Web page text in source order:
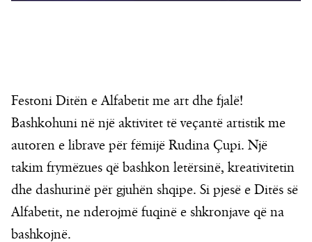
Festoni Ditën e Alfabetit me art dhe fjalë!
Bashkohuni në një aktivitet të veçantë artistik me
autoren e librave për fëmijë Rudina Çupi. Një
takim frymëzues që bashkon letërsinë, kreativitetin
dhe dashurinë për gjuhën shqipe. Si pjesë e Ditës së
Alfabetit, ne nderojmë fuqinë e shkronjave që na
bashkojnë.